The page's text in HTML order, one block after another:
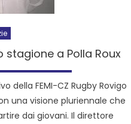
stagione a Polla Roux
della FEMI-CZ Rugby Rovigo
una visione pluriennale che
dai giovani. Il direttore